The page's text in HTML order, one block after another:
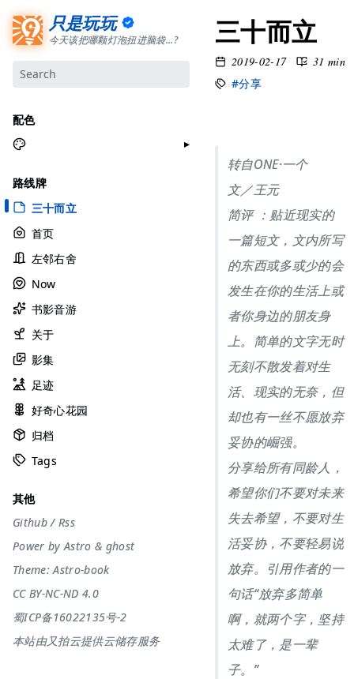
只是玩玩
今天该把哪颗灯泡扭进脑袋...?
配色
极夜黑
雅余黄
昱行粉
她的蓝
莫比乌斯
香草绿
自适应
路线牌
三十而立
首页
左邻右舍
Now
书影音游
关于
影集
足迹
好奇心花园
归档
Tags
其他
Github/ Rss
Power byAstro & ghost
Theme:Astro-book
CC BY-NC-ND 4.0
蜀ICP备16022135号-2
本站由又拍云提供云储存服务
三十而立
2019-02-17
31 min
#分享
转自ONE·一个
文／王元
简评 ：贴近现实的
一篇短文，文内所写
的东西或多或少的会
发生在你的生活上或
者你身边的朋友身
上。简单的文字无时
无刻不散发着对生
活、现实的无奈，但
却也有一丝不愿放弃
妥协的崛强。
分享给所有同龄人，
希望你们不要对未来
失去希望，不要对生
活妥协，不要轻易说
放弃。引用作者的一
句话“放弃多简单
啊，就两个字，坚持
太难了，是一辈
子。”